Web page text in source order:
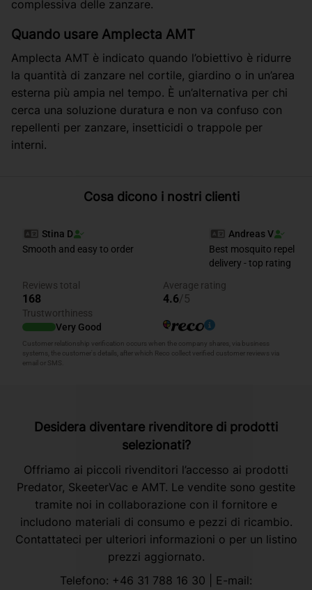
complessiva delle zanzare.
Quando usare Amplecta AMT
Amplecta AMT è indicato quando l’obiettivo è ridurre
la quantità di zanzare nel cortile, giardino o in un’area
esterna più ampia nel tempo. È un’alternativa per chi
cerca una soluzione duratura e non va confuso con
repellenti per zanzare, insetticidi o trappole per
interni.
Cosa dicono i nostri clienti
Desidera diventare rivenditore di prodotti
selezionati?
Offriamo ai piccoli rivenditori l’accesso ai prodotti
Predator, SkeeterVac e AMT. Le vendite sono gestite
tramite noi in collaborazione con il fornitore e
includono materiali di consumo e pezzi di ricambio.
Contattateci per ulteriori informazioni o per un listino
prezzi aggiornato.
Telefono: +46 31 788 16 30 | E-mail: